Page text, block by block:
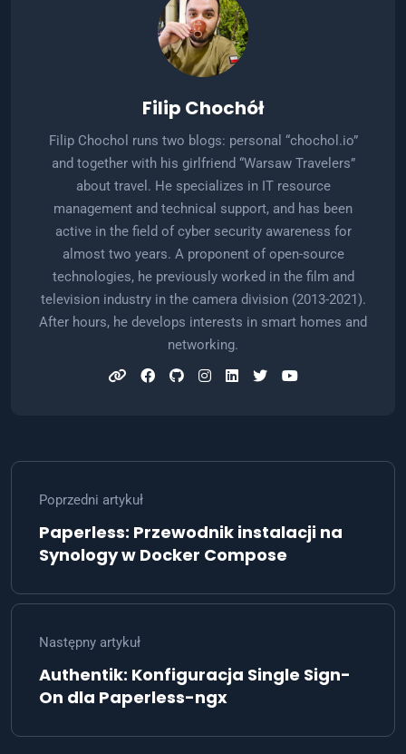
Filip Chochół
Filip Chochol runs two blogs: personal “chochol.io”
and together with his girlfriend “Warsaw Travelers”
about travel. He specializes in IT resource
management and technical support, and has been
active in the field of cyber security awareness for
almost two years. A proponent of open-source
technologies, he previously worked in the film and
television industry in the camera division (2013-2021).
After hours, he develops interests in smart homes and
networking.
Poprzedni artykuł
Paperless: Przewodnik instalacji na
Synology w Docker Compose
Następny artykuł
Authentik: Konfiguracja Single Sign-
On dla Paperless-ngx